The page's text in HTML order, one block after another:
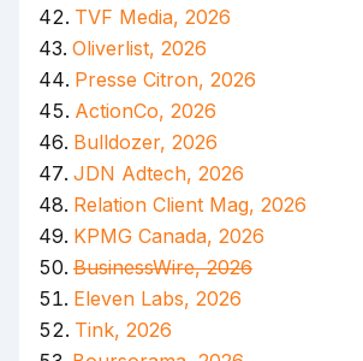
TVF Media, 2026
Oliverlist, 2026
Presse Citron, 2026
ActionCo, 2026
Bulldozer, 2026
JDN Adtech, 2026
Relation Client Mag, 2026
KPMG Canada, 2026
BusinessWire, 2026
Eleven Labs, 2026
Tink, 2026